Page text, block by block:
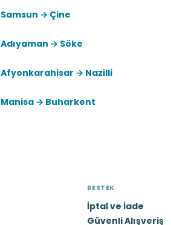
Samsun → Çine
Adıyaman → Söke
Afyonkarahisar → Nazilli
Manisa → Buharkent
DESTEK
İptal ve İade
Güvenli Alışveriş